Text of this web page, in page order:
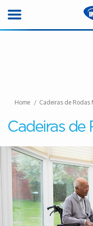
Home Cadeiras de Rodas
Cadeiras de